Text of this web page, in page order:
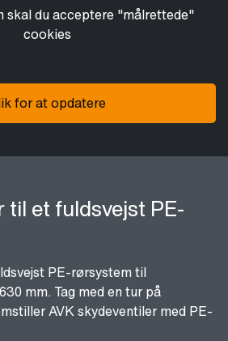
skal du acceptere "målrettede"
cookies
for at opdatere
til et fuldsvejst PE-
PE-rørsystem til
mm. Tag med en tur på
AVK skydeventiler med PE-